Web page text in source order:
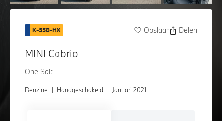
K-358-HX Opslaan Delen
MINI Cabrio
One Salt
Benzine | Handgeschakeld | Januari 2021